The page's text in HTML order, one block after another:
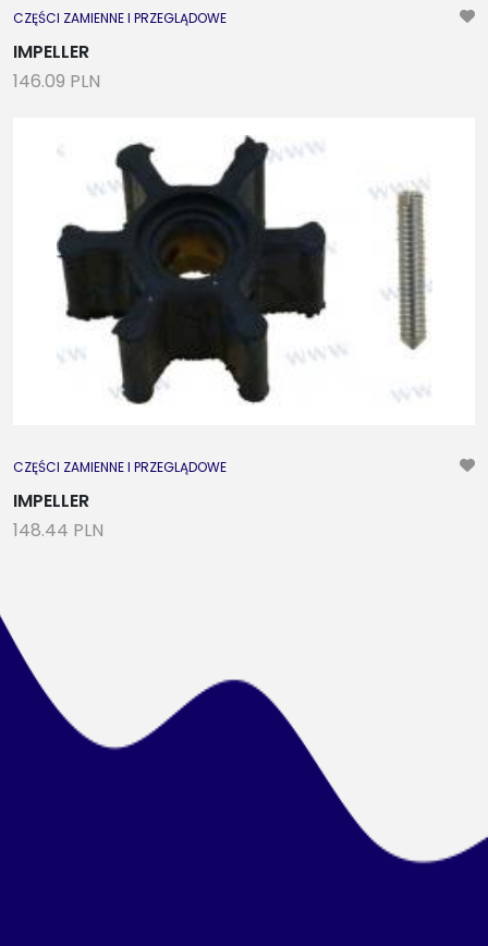
CZĘŚCI ZAMIENNE I PRZEGLĄDOWE
IMPELLER
146.09 PLN
CZĘŚCI ZAMIENNE I PRZEGLĄDOWE
IMPELLER
148.44 PLN